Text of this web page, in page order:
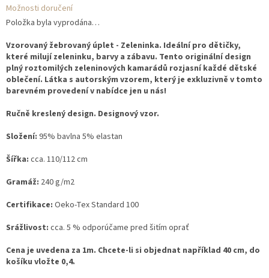
Možnosti doručení
Položka byla vyprodána…
Vzorovaný žebrovaný úplet - Zeleninka. Ideální pro dětičky,
které milují zeleninku, barvy a zábavu. Tento originální design
plný roztomilých zeleninových kamarádů rozjasní každé dětské
oblečení. Látka s autorským vzorem, který je exkluzivně v tomto
barevném provedení v nabídce jen u nás!
Ručně kreslený design. Designový vzor.
Složení: 95% bavlna 5% elastan
Šířka: cca. 110/112 cm
Gramáž: 240 g/m2
Certifikace: Oeko-Tex Standard 100
Srážlivost: cca. 5 % odporúčame pred šitím oprať
Cena je uvedena za 1m. Chcete-li si objednat například 40 cm, do
košíku vložte 0,4.